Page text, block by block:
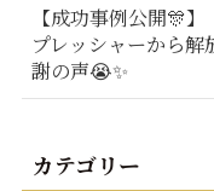
【成功事例公開🎊
プレッシャーから
謝の声😭✨
カテゴリー